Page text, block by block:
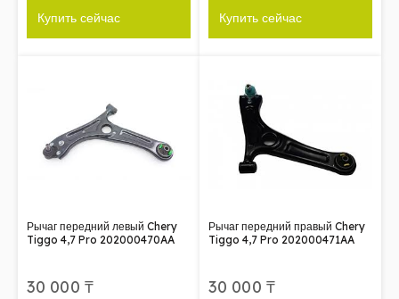
Купить сейчас Купить сейчас
Рычаг передний левый Chery
Tiggo 4,7 Pro 202000470AA
30 000 ₸
Рычаг передний правый Chery
Tiggo 4,7 Pro 202000471AA
30 000 ₸